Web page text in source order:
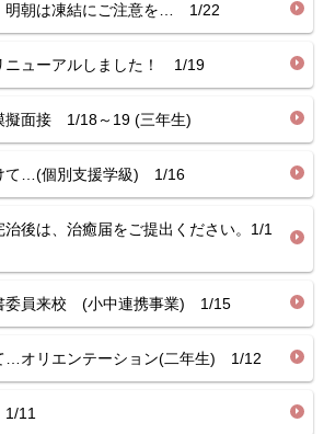
朝は凍結にご注意を… 1/22
ューアルしました！ 1/19
面接 1/18～19 (三年生)
て…(個別支援学級) 1/16
後は、治癒届をご提出ください。1/1
委員来校 (小中連携事業) 1/15
…オリエンテーション(二年生) 1/12
11